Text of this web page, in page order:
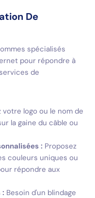
De
spécialisés
pour répondre à
de
votre logo ou le nom de
la gaine du câble ou
: Proposez
couleurs uniques ou
répondre aux
: Besoin d'un blindage